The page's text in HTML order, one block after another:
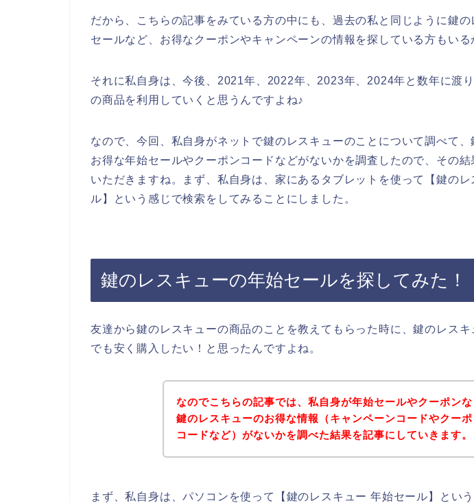
だから、こちらの記事をみている方の中にも、過去の私と同じように鍵
セールなど、お得なクーポンやキャンペーンの情報を探している方もいる
それに私自身は、今後、2021年、2022年、2023年、2024年と数年に渡
の商品を利用していくと思うんですよね♪
なので、今回、私自身がネットで鍵のレスキューのことについて調べて
お得な年始セールやクーポンコードなどがないかを調査したので、その結
いただきますね。まず、私自身は、家にあるタブレットを使って【鍵の
ル】という感じで検索をしてみることにしました。
鍵のレスキューの年始セールを探してみた！
友達から鍵のレスキューの商品のことを教えてもらった時に、鍵のレスキ
でも安く購入したい！と思ったんですよね。
なのでこちらの記事では、私自身が年始セールやクーポン
鍵のレスキューのお得な情報（キャンペーンコードやクーポ
コードなど）がないかを調べた結果を記事にしていきます。
まず、私自身は、パソコンを使って【鍵のレスキュー 年始セール】とい